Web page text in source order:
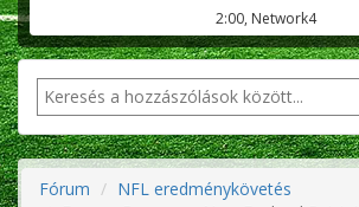
2:00, Network4
Fórum
NFL eredménykövetés